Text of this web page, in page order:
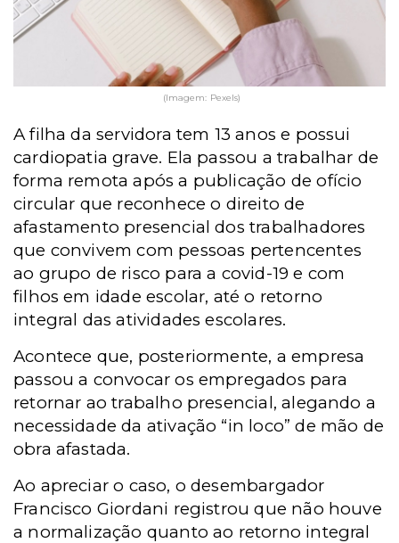
(Imagem: Pexels)
A filha da servidora tem 13 anos e possui
cardiopatia grave. Ela passou a trabalhar de
forma remota após a publicação de ofício
circular que reconhece o direito de
afastamento presencial dos trabalhadores
que convivem com pessoas pertencentes
ao grupo de risco para a covid-19 e com
filhos em idade escolar, até o retorno
integral das atividades escolares.
Acontece que, posteriormente, a empresa
passou a convocar os empregados para
retornar ao trabalho presencial, alegando a
necessidade da ativação “in loco” de mão de
obra afastada.
Ao apreciar o caso, o desembargador
Francisco Giordani registrou que não houve
a normalização quanto ao retorno integral